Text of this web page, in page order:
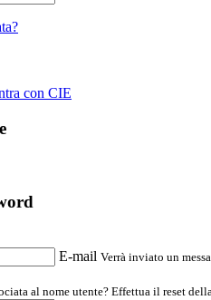
con CIE
E-mail Verrà inviato un
al nome utente? Effettua il reset